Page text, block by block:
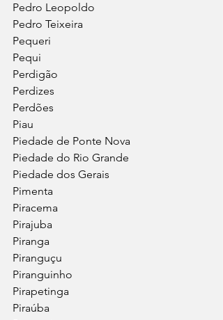
Pedro Leopoldo
Pedro Teixeira
Pequeri
Pequi
Perdigão
Perdizes
Perdões
Piau
Piedade de Ponte Nova
Piedade do Rio Grande
Piedade dos Gerais
Pimenta
Piracema
Pirajuba
Piranga
Piranguçu
Piranguinho
Pirapetinga
Piraúba